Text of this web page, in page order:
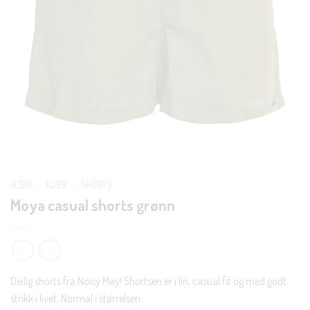
Moya casual shorts grønn
Deilig shorts fra Noisy May! Shortsen er i lin, casual fit og med godt
strikk i livet. Normal i størrelsen